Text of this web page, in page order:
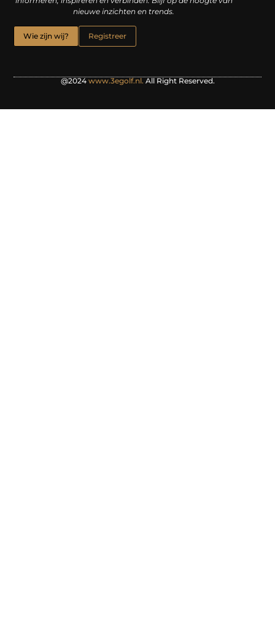
nieuwe inzichten en trends.
Wie zijn wij? Registreer
@2024www.3egolf.nl.All Right Reserved.